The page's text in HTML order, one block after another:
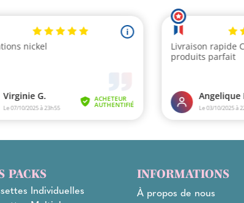
PACKS
Individuelles
INFORMATIONS
À propos de nous